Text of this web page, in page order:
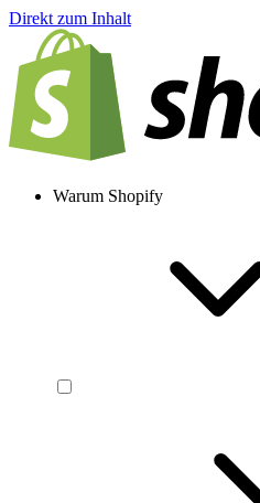
Direkt zum Inhalt
Warum Shopify